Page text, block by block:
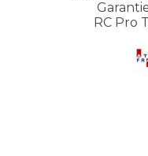
RC Pro